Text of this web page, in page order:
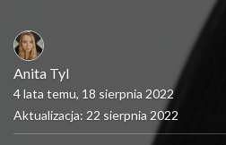
Anita Tyl
4 lata temu, 18 sierpnia 2022
Aktualizacja: 22 sierpnia 2022